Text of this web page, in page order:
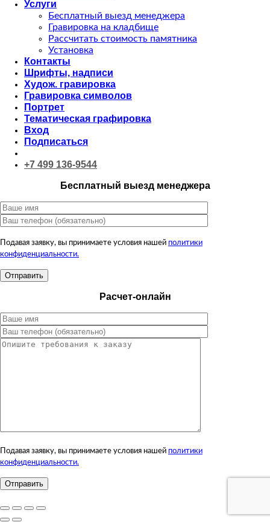
Услуги
Бесплатный выезд менеджера
Гравировка на кладбище
Рассчитать стоимость памятника
Установка
Контакты
Шрифты, надписи
Худож. гравировка
Гравировка символов
Портрет
Тематическая графировка
Вход
Подписаться
+7 499 136-9544
Бесплатный выезд менеджера
Подавая заявку, вы принимаете условия нашей политики
конфиденциальности.
Расчет-онлайн
Подавая заявку, вы принимаете условия нашей политики
конфиденциальности.